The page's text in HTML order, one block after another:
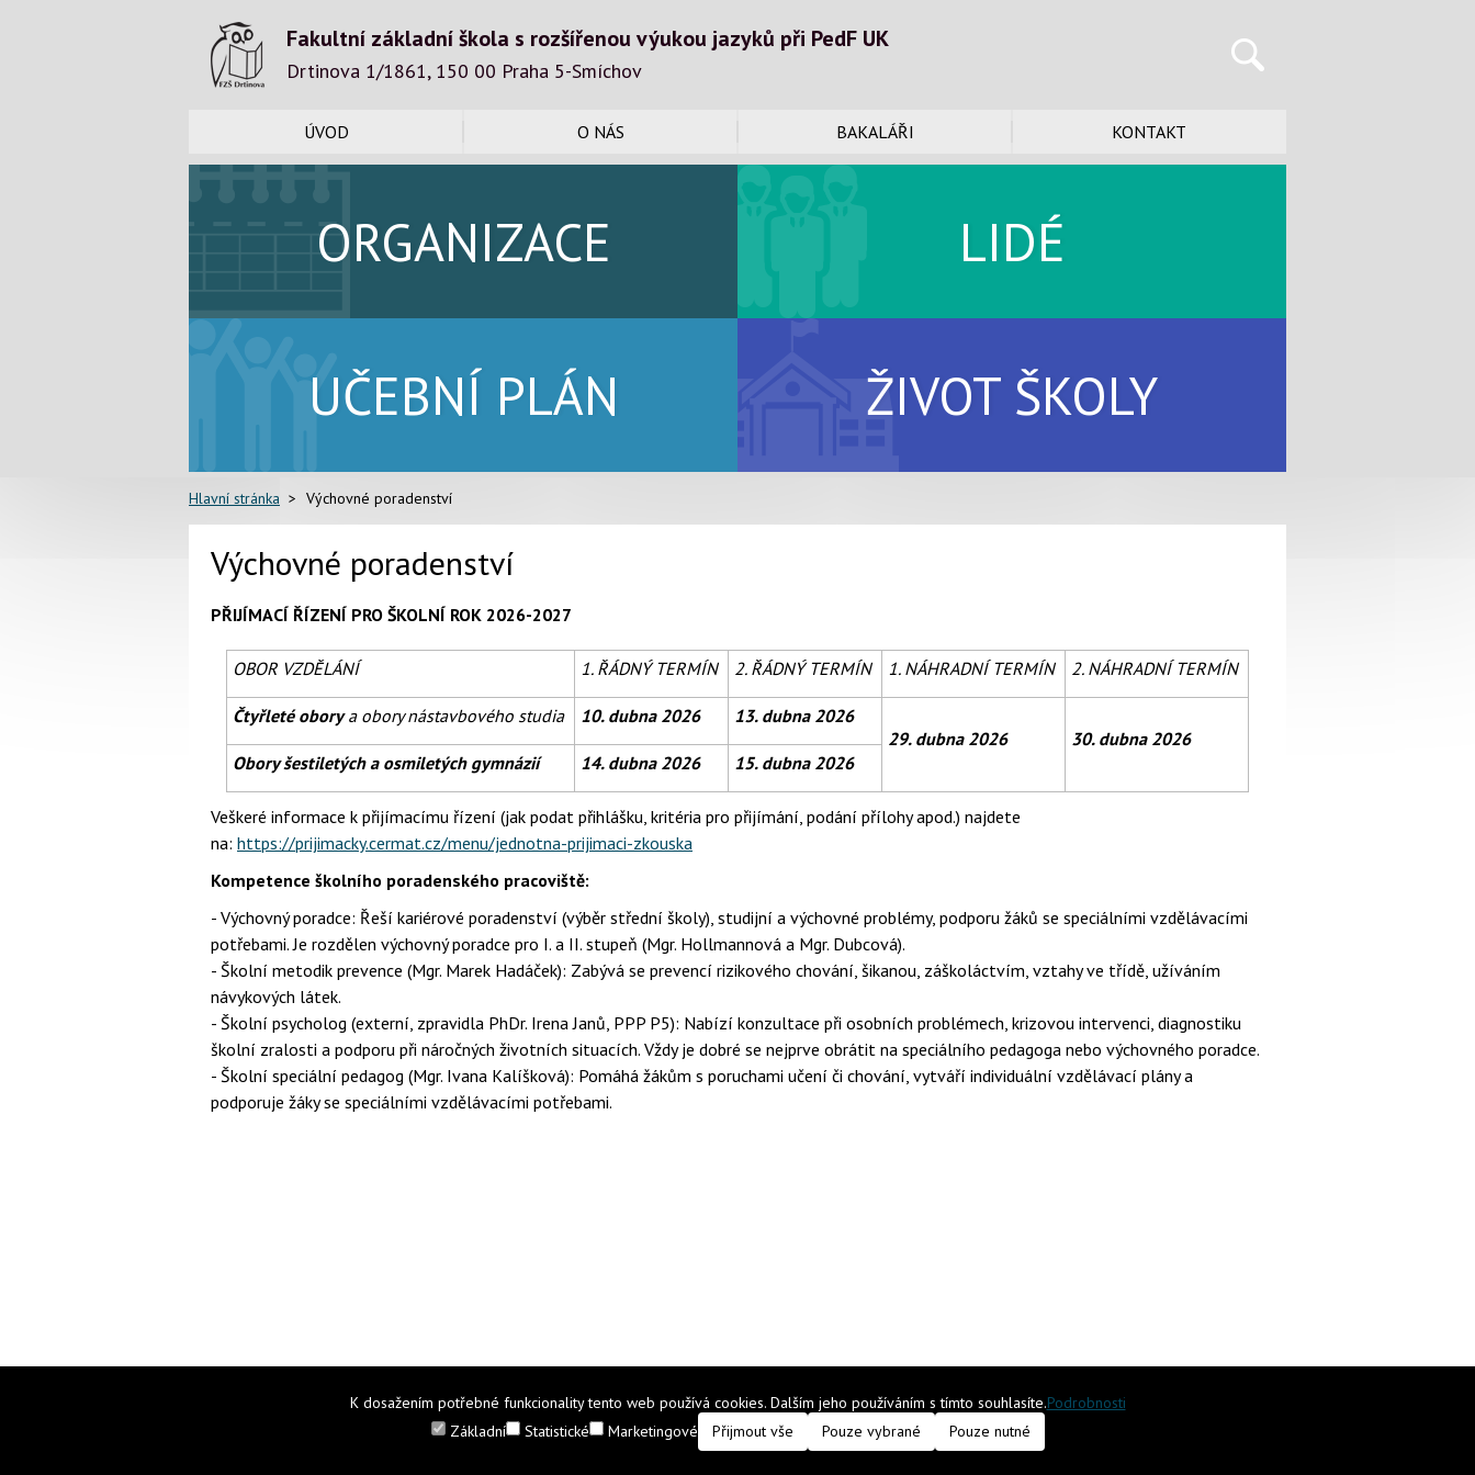
Fakultní základní škola s rozšířenou výukou jazyků při PedF UK
Drtinova 1/1861, 150 00 Praha 5-Smíchov
ÚVOD O NÁS BAKALÁŘI KONTAKT
ORGANIZACE LIDÉ
UČEBNÍ PLÁN ŽIVOT ŠKOLY
Hlavní stránka Výchovné poradenství
Výchovné poradenství
PŘIJÍMACÍ ŘÍZENÍ PRO ŠKOLNÍ ROK 2026-2027
OBOR VZDĚLÁNÍ 1. ŘÁDNÝ TERMÍN 2. ŘÁDNÝ TERMÍN 1. NÁHRADNÍ TERMÍN 2. NÁHRADNÍ TERMÍN
Čtyřleté oborya obory nástavbového studia 10. dubna 2026
13. dubna 2026
29. dubna 2026
30. dubna 2026
Obory šestiletých a osmiletých gymnázií
14. dubna 2026 15. dubna 2026
Veškeré informace k přijímacímu řízení (jak podat přihlášku, kritéria pro přijímání, podání přílohy apod.) najdete
na: https://prijimacky.cermat.cz/menu/jednotna-prijimaci-zkouska
Kompetence školního poradenského pracoviště:
- Výchovný poradce: Řeší kariérové poradenství (výběr střední školy), studijní a výchovné problémy, podporu žáků se speciálními vzdělávacími
potřebami. Je rozdělen výchovný poradce pro I. a II. stupeň (Mgr. Hollmannová a Mgr. Dubcová).
- Školní metodik prevence (Mgr. Marek Hadáček): Zabývá se prevencí rizikového chování, šikanou, záškoláctvím, vztahy ve třídě, užíváním
návykových látek.
- Školní psycholog (externí, zpravidla PhDr. Irena Janů, PPP P5): Nabízí konzultace při osobních problémech, krizovou intervenci, diagnostiku
školní zralosti a podporu při náročných životních situacích. Vždy je dobré se nejprve obrátit na speciálního pedagoga nebo výchovného poradce.
- Školní speciální pedagog (Mgr. Ivana Kalíšková): Pomáhá žákům s poruchami učení či chování, vytváří individuální vzdělávací plány a
podporuje žáky se speciálními vzdělávacími potřebami.
S ROZŠÍŘENOU VÝUKOU JAZYKŮ PŘI PEDF UK
K dosažením potřebné funkcionality tento web používá cookies. Dalším jeho používáním s tímto souhlasíte.Podrobnosti
Základní
Statistické Marketingové Přijmout vše Pouze vybrané Pouze nutné